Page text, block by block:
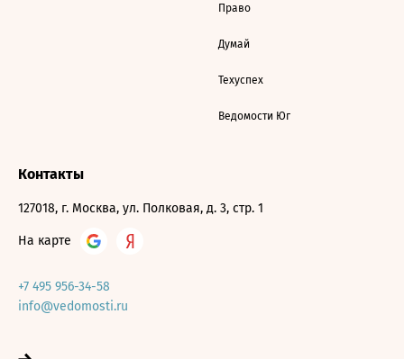
Право
Думай
Техуспех
Ведомости Юг
Контакты
127018, г. Москва, ул. Полковая, д. 3, стр. 1
На карте
+7 495 956-34-58
info@vedomosti.ru